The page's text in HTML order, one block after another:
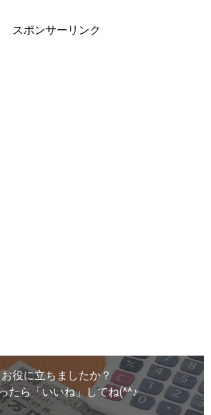
スポンサーリンク
お役に立ちましたか？
たら「いいね」してね(^^♪